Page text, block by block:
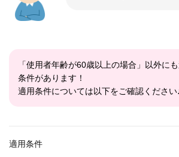
「使用者年齢が60歳以上の場合」以外に
条件があります！
適用条件については以下をご確認ください
適用条件